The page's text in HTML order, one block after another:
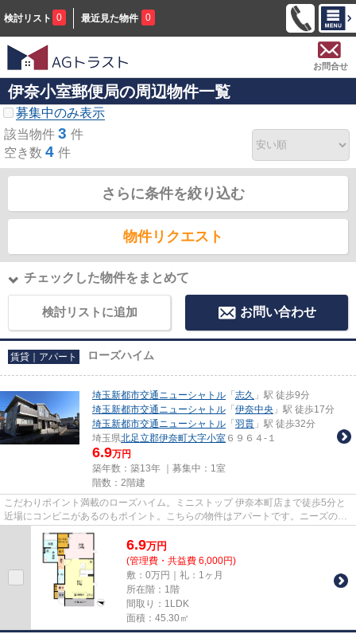
検討リスト 0 最近見た物件 0
お問合せ
伊奈小室郵便局の周辺物件一覧
募集中のみ表示
該当物件 3 件
空き数 4 件
さらに条件を絞り込む
物件リクエスト
チェックした物件をまとめて
検討リストに追加 お問い合わせ
賃貸｜アパート ローズハイム
埼玉新都市交通ニューシャトル 「 志久 」駅 徒歩9分
埼玉新都市交通ニューシャトル 「 伊奈中央 」駅 徒歩17分
埼玉新都市交通ニューシャトル 「 羽貫 」駅 徒歩32分
埼玉県北足立郡伊奈町大字小室 ６９６４-１
6.9万円
築年数：築13年 ｜募集中： 1室
階数：2階建
こだわりポイント満載のローズハイム。ミニストップ 伊奈本町店まで徒歩5分と
近場にコンビニがあるのもポイント。こちらの物件はアパートです。ニーズの高
い家賃のカード決済が可能で...
6.9万円
(管理費・共益費 6,000円)
敷：0万円｜礼：1ヶ月
所在階：1階
間取り：1LDK
面積：45.30㎡